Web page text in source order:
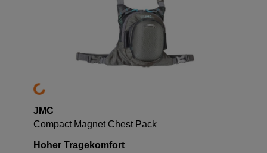
JMC
Compact Magnet Chest Pack
Hoher Tragekomfort